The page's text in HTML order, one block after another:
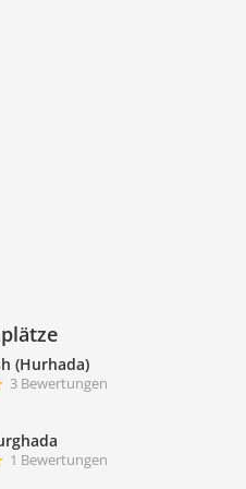
(Hurhada)
3 Bewertungen
1 Bewertungen